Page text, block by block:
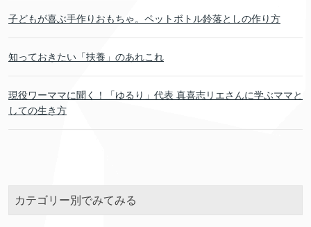
子どもが喜ぶ手作りおもちゃ。ペットボトル鈴落としの作り方
知っておきたい「扶養」のあれこれ
現役ワーママに聞く！「ゆるり」代表 真喜志リエさんに学ぶママと
しての生き方
カテゴリー別でみてみる